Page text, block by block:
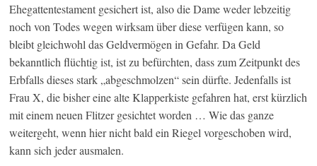
Ehegattentestament gesichert ist, also die Dame weder lebzeitig
noch von Todes wegen wirksam über diese verfügen kann, so
bleibt gleichwohl das Geldvermögen in Gefahr. Da Geld
bekanntlich flüchtig ist, ist zu befürchten, dass zum Zeitpunkt des
Erbfalls dieses stark „abgeschmolzen“ sein dürfte. Jedenfalls ist
Frau X, die bisher eine alte Klapperkiste gefahren hat, erst kürzlich
mit einem neuen Flitzer gesichtet worden … Wie das ganze
weitergeht, wenn hier nicht bald ein Riegel vorgeschoben wird,
kann sich jeder ausmalen.